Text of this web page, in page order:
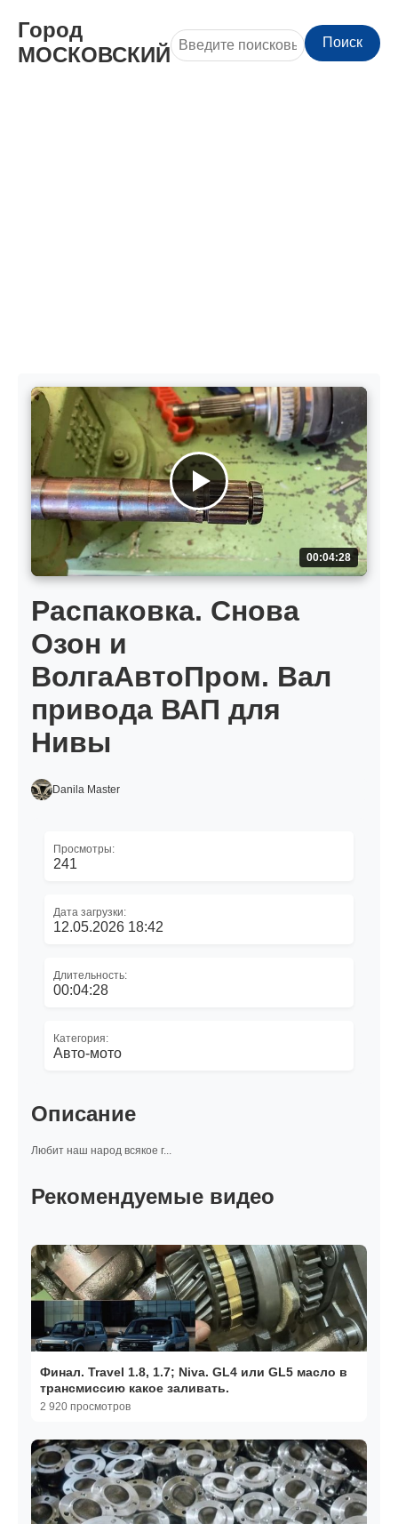
Город
МОСКОВСКИЙ
Поиск
00:04:28
Распаковка. Снова
Озон и
ВолгаАвтоПром. Вал
привода ВАП для
Нивы
Danila Master
Просмотры:
241
Дата загрузки:
12.05.2026 18:42
Длительность:
00:04:28
Категория:
Авто-мото
Описание
Любит наш народ всякое г...
Рекомендуемые видео
Финал. Travel 1.8, 1.7; Niva. GL4 или GL5 масло в
трансмиссию какое заливать.
2 920 просмотров